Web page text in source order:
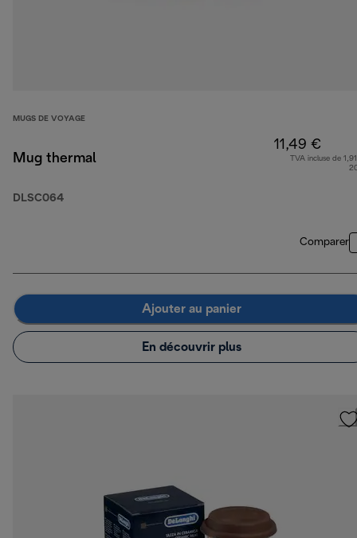
MUGS DE VOYAGE
Mug thermal
DLSC064
11,49 €
TVA incluse de
Comparer
Ajouter au panier
En découvrir plus